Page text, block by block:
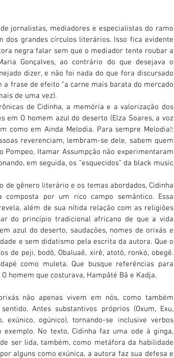
jornalistas, mediadores e especialistas do ramo
dos grandes círculos literários. Isso fica evidente
negra falar sem que o mediador tente roubar a
Gonçalves, ao contrário do que desejava o
dizer, e não foi nada do que fora discursado
frase de efeito “a carne mais barata do mercado
de uma vez).
de Cidinha, a memória e a valorização dos
em O homem azul do deserto (Elza Soares, a voz
como em Ainda Melodia. Para sempre Melodia!:
reverenciam, lembram-se dele, sabem quem
Pompeo, Itamar Assumpção não experimentaram
em seguida, os “esquecidos” da black music
de gênero literário e os temas abordados, Cidinha
por um rico campo semântico. Essa
além de sua nítida relação com as religiões
do princípio tradicional africano de que a vida
azul do deserto, saudações, nomes de orixás e
e sem didatismo pela escrita da autora. Que o
de peji, bodô, Obaluaê, xirê, atotô, ronkó, obegê.
como muleta. Que busque referências para
homem que costurava, Hampâté Bâ e Kadja.
não apenas vivem em nós, como também
Antes substantivos próprios (Oxum, Exu,
exúnico, ogúnico), tornando-se inclusive verbos
No texto, Cidinha faz uma ode à ginga,
ser lida, também, como metáfora da habilidade
alguns como exúnica, a autora faz sua defesa e